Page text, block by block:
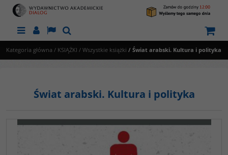
MenuPanelLangSzukaj
Kategoria główna / KSIĄŻKI / Wszystkie książki / Świat arabski. Kultura i polityka
Świat arabski. Kultura i polityka